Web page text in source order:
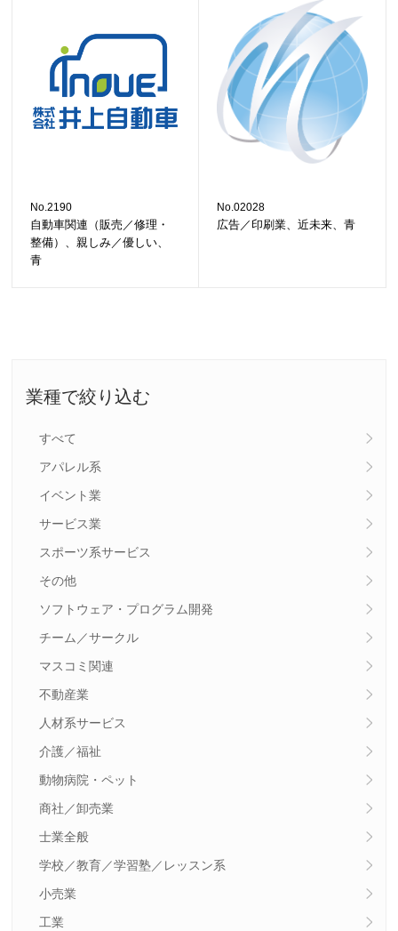
業種で絞り込む
すべて
アパレル系
イベント業
サービス業
スポーツ系サービス
その他
ソフトウェア・プログラム開発
チーム／サークル
マスコミ関連
不動産業
人材系サービス
介護／福祉
動物病院・ペット
商社／卸売業
士業全般
学校／教育／学習塾／レッスン系
小売業
工業
No.2190
自動車関連（販売／修理・
整備）、親しみ／優しい、
青
No.02028
広告／印刷業、近未来、青